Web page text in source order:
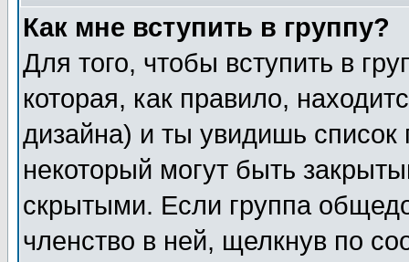
Как мне вступить в группу?
Для того, чтобы вступить в
которая, как правило,
дизайна) и ты увидишь
некоторый могут быть
скрытыми. Если группа
членство в ней, щелкнув по